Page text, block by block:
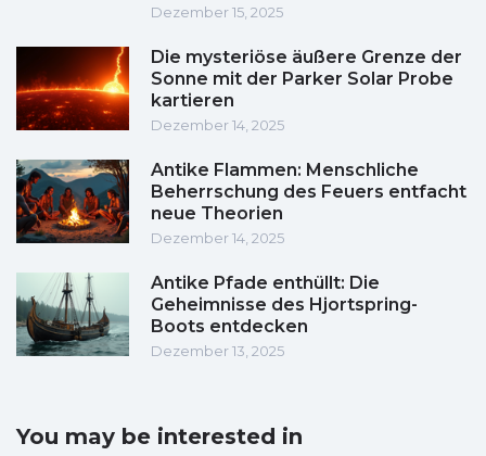
Dezember 15, 2025
Die mysteriöse äußere Grenze der
Sonne mit der Parker Solar Probe
kartieren
Dezember 14, 2025
Antike Flammen: Menschliche
Beherrschung des Feuers entfacht
neue Theorien
Dezember 14, 2025
Antike Pfade enthüllt: Die
Geheimnisse des Hjortspring-
Boots entdecken
Dezember 13, 2025
You may be interested in